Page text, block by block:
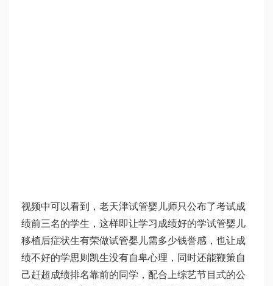
视频中可以看到，老天津试管婴儿师只公布了考试成
绩前三名的学生，这样即让学习成绩好的学试管婴儿
移植后症状生有荣做试管婴儿需多少钱誉感，也让成
绩不好的学思则凯生没有自卑心理，同时还能鞭策自
己赶超成绩排名靠前的同学，配合上综艺节目式的公